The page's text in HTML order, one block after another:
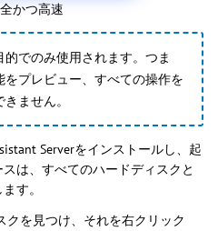
かつ高速
でのみ使用されます。つま
プレビュー、すべての操作を
ません。
Serverをインストールし、起
は、すべてのハードディスクと
す。
クを見つけ、それを右クリック